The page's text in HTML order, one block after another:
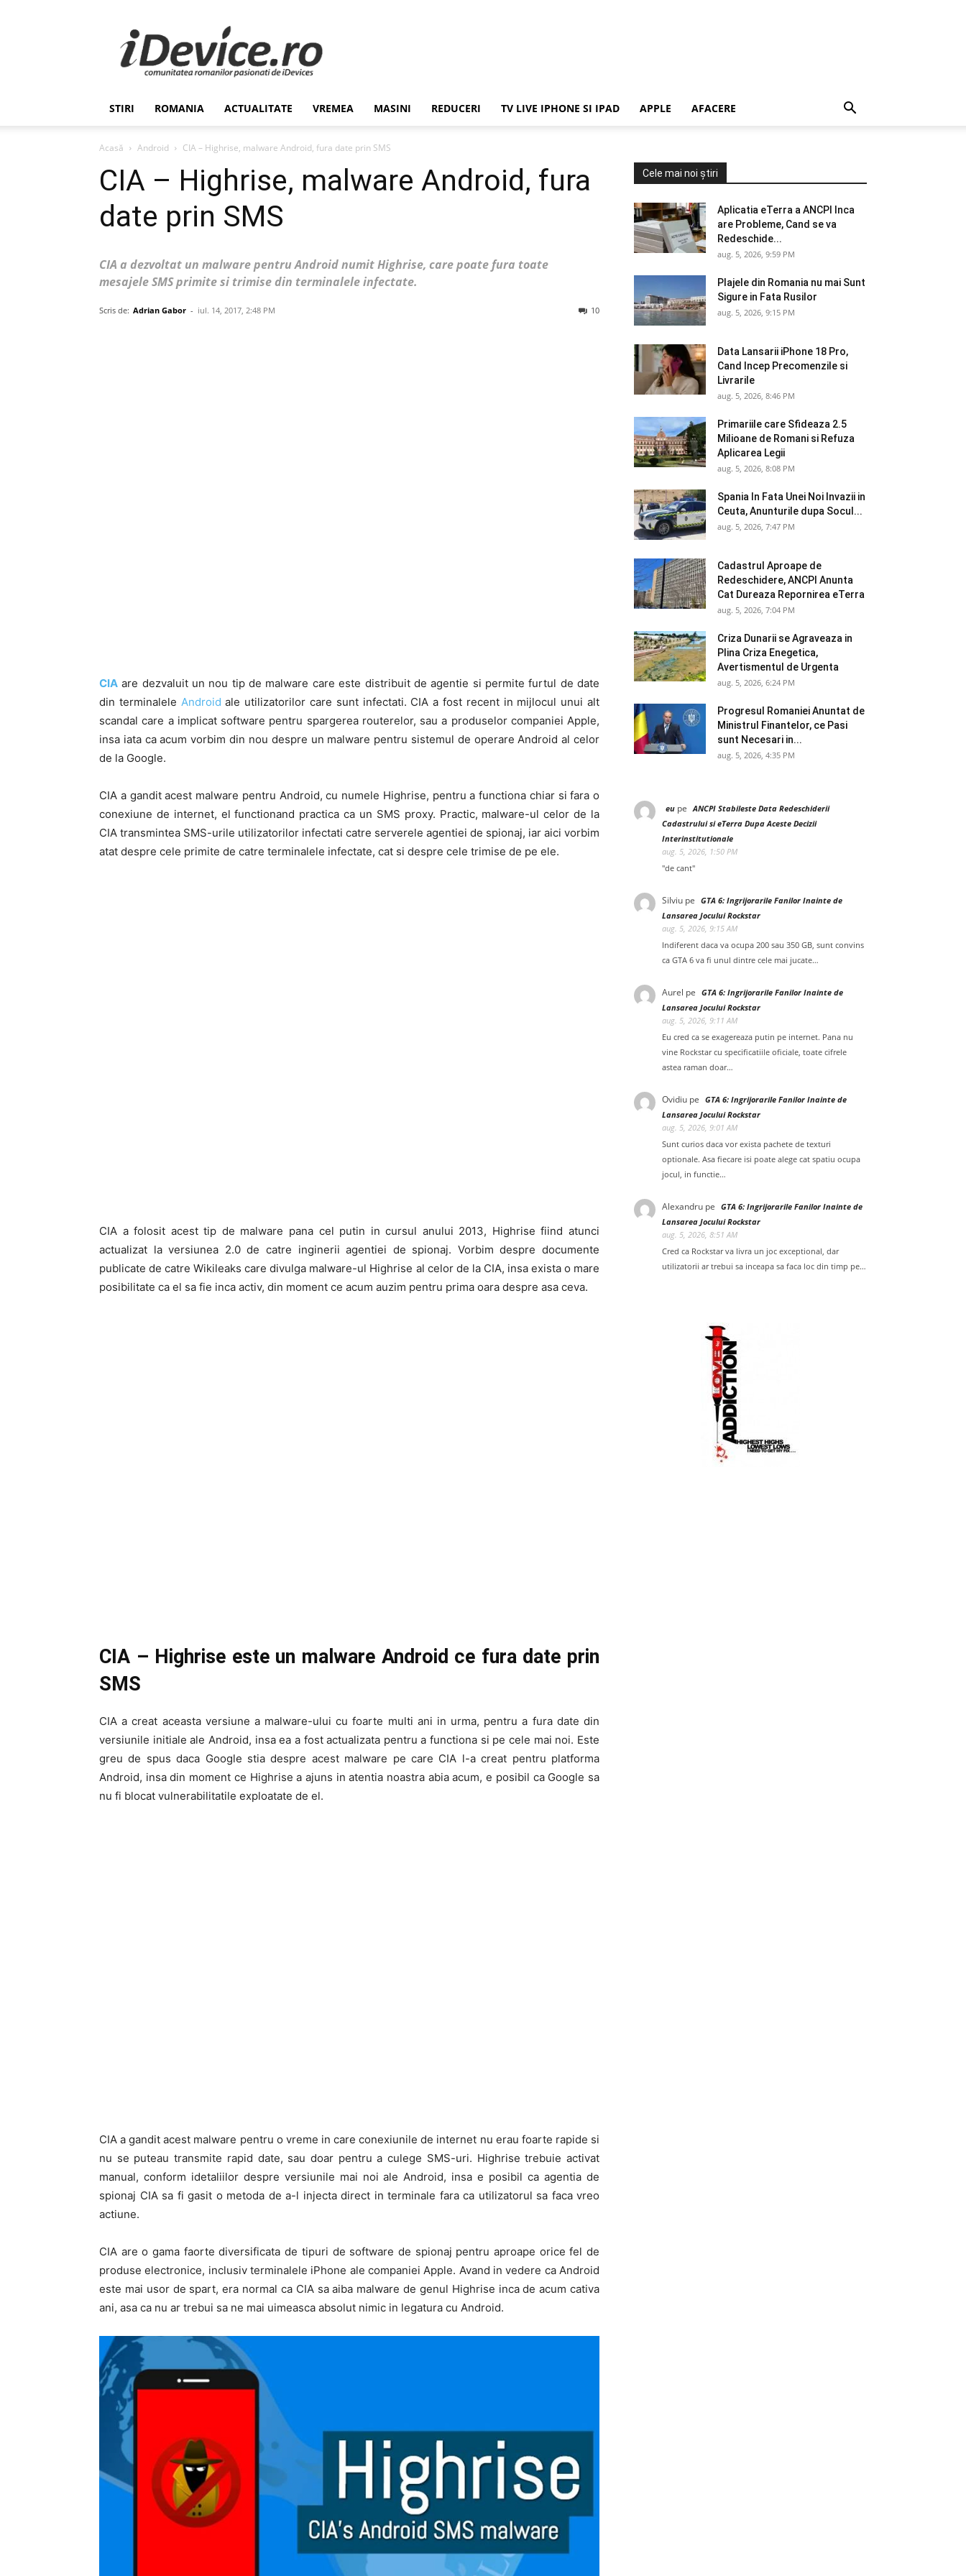
Stiri
de
Ultima
Ora
Romania,
Economie,
iDevice.ro
STIRI ROMANIA ACTUALITATE VREMEA MASINI REDUCERI TV LIVE IPHONE SI IPAD APPLE AFACERE
Acasă Android CIA – Highrise, malware Android, fura date prin SMS
CIA – Highrise, malware Android, fura
date prin SMS
CIA a dezvoltat un malware pentru Android numit Highrise, care poate fura toate
mesajele SMS primite si trimise din terminalele infectate.
Scris de: Adrian Gabor - iul. 14, 2017, 2:48 PM 10
CIA are dezvaluit un nou tip de malware care este distribuit de agentie si permite furtul de date
din terminalele Android ale utilizatorilor care sunt infectati. CIA a fost recent in mijlocul unui alt
scandal care a implicat software pentru spargerea routerelor, sau a produselor companiei Apple,
insa iata ca acum vorbim din nou despre un malware pentru sistemul de operare Android al celor
de la Google.
CIA a gandit acest malware pentru Android, cu numele Highrise, pentru a functiona chiar si fara o
conexiune de internet, el functionand practica ca un SMS proxy. Practic, malware-ul celor de la
CIA transmintea SMS-urile utilizatorilor infectati catre serverele agentiei de spionaj, iar aici vorbim
atat despre cele primite de catre terminalele infectate, cat si despre cele trimise de pe ele.
CIA a folosit acest tip de malware pana cel putin in cursul anului 2013, Highrise fiind atunci
actualizat la versiunea 2.0 de catre inginerii agentiei de spionaj. Vorbim despre documente
publicate de catre Wikileaks care divulga malware-ul Highrise al celor de la CIA, insa exista o mare
posibilitate ca el sa fie inca activ, din moment ce acum auzim pentru prima oara despre asa ceva.
CIA – Highrise este un malware Android ce fura date prin
SMS
CIA a creat aceasta versiune a malware-ului cu foarte multi ani in urma, pentru a fura date din
versiunile initiale ale Android, insa ea a fost actualizata pentru a functiona si pe cele mai noi. Este
greu de spus daca Google stia despre acest malware pe care CIA l-a creat pentru platforma
Android, insa din moment ce Highrise a ajuns in atentia noastra abia acum, e posibil ca Google sa
nu fi blocat vulnerabilitatile exploatate de el.
CIA a gandit acest malware pentru o vreme in care conexiunile de internet nu erau foarte rapide si
nu se puteau transmite rapid date, sau doar pentru a culege SMS-uri. Highrise trebuie activat
manual, conform idetaliilor despre versiunile mai noi ale Android, insa e posibil ca agentia de
spionaj CIA sa fi gasit o metoda de a-l injecta direct in terminale fara ca utilizatorul sa faca vreo
actiune.
CIA are o gama faorte diversificata de tipuri de software de spionaj pentru aproape orice fel de
produse electronice, inclusiv terminalele iPhone ale companiei Apple. Avand in vedere ca Android
este mai usor de spart, era normal ca CIA sa aiba malware de genul Highrise inca de acum cativa
ani, asa ca nu ar trebui sa ne mai uimeasca absolut nimic in legatura cu Android.
Cele mai noi știri
Aplicatia eTerra a ANCPI Inca
are Probleme, Cand se va
Redeschide...
aug. 5, 2026, 9:59 PM
Plajele din Romania nu mai Sunt
Sigure in Fata Rusilor
aug. 5, 2026, 9:15 PM
Data Lansarii iPhone 18 Pro,
Cand Incep Precomenzile si
Livrarile
aug. 5, 2026, 8:46 PM
Primariile care Sfideaza 2.5
Milioane de Romani si Refuza
Aplicarea Legii
aug. 5, 2026, 8:08 PM
Spania In Fata Unei Noi Invazii in
Ceuta, Anunturile dupa Socul...
aug. 5, 2026, 7:47 PM
Cadastrul Aproape de
Redeschidere, ANCPI Anunta
Cat Dureaza Repornirea eTerra
aug. 5, 2026, 7:04 PM
Criza Dunarii se Agraveaza in
Plina Criza Enegetica,
Avertismentul de Urgenta
aug. 5, 2026, 6:24 PM
Progresul Romaniei Anuntat de
Ministrul Finantelor, ce Pasi
sunt Necesari in...
aug. 5, 2026, 4:35 PM
eu pe ANCPI Stabileste Data Redeschiderii
Cadastrului si eTerra Dupa Aceste Decizii
Interinstitutionale
aug. 5, 2026, 1:50 PM
"de cant"
Silviu pe GTA 6: Ingrijorarile Fanilor Inainte de
Lansarea Jocului Rockstar
aug. 5, 2026, 9:15 AM
Indiferent daca va ocupa 200 sau 350 GB, sunt convins
ca GTA 6 va fi unul dintre cele mai jucate…
Aurel pe GTA 6: Ingrijorarile Fanilor Inainte de
Lansarea Jocului Rockstar
aug. 5, 2026, 9:11 AM
Eu cred ca se exagereaza putin pe internet. Pana nu
vine Rockstar cu specificatiile oficiale, toate cifrele
astea raman doar…
Ovidiu pe GTA 6: Ingrijorarile Fanilor Inainte de
Lansarea Jocului Rockstar
aug. 5, 2026, 9:01 AM
Sunt curios daca vor exista pachete de texturi
optionale. Asa fiecare isi poate alege cat spatiu ocupa
jocul, in functie…
Alexandru pe GTA 6: Ingrijorarile Fanilor Inainte de
Lansarea Jocului Rockstar
aug. 5, 2026, 8:51 AM
Cred ca Rockstar va livra un joc exceptional, dar
utilizatorii ar trebui sa inceapa sa faca loc din timp pe…